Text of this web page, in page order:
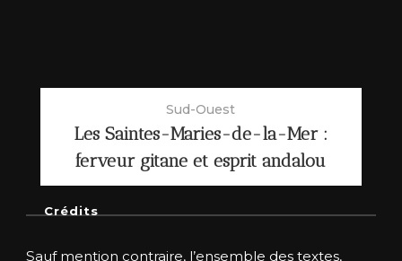
Sud-Ouest
Les Saintes-Maries-de-la-Mer :
ferveur gitane et esprit andalou
Crédits
Sauf mention contraire, l’ensemble des textes,